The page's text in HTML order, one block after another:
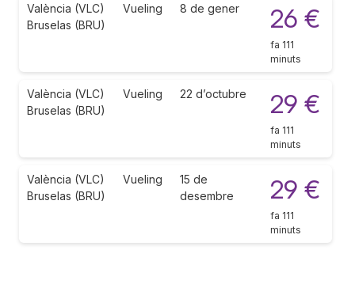
València (VLC)
Bruselas (BRU)
Vueling 8 de gener 26 €
fa 111
minuts
València (VLC)
Bruselas (BRU)
Vueling 22 d’octubre 29 €
fa 111
minuts
València (VLC)
Bruselas (BRU)
Vueling
15 de
desembre
29 €
fa 111
minuts